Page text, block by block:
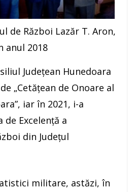
de Război Lazăr T. Aron,
anul 2018
Județean Hunedoara
„Cetățean de Onoare al
iar în 2021, i-a
de Excelență a
din Județul
militare, astăzi, în